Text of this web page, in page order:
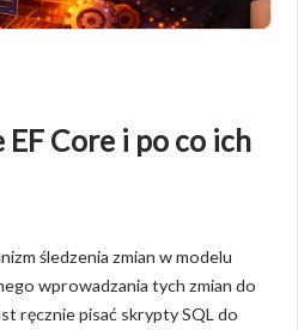
EF Core i po co ich
śledzenia zmian w modelu
wprowadzania tych zmian do
ręcznie pisać skrypty SQL do